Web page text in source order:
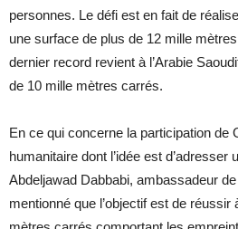
personnes. Le défi est en fait de
une surface de plus de 12 mille
dernier record revient à l’Arabie
de 10 mille mètres carrés.
En ce qui concerne la participation de
humanitaire dont l’idée est d’adresser
Abdeljawad Dabbabi, ambassadeur
mentionné que l’objectif est de réussir